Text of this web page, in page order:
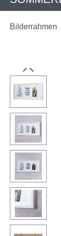
Bilderrahmen
Bildergalerie